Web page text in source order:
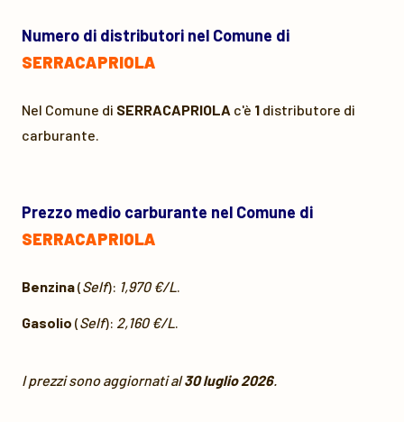
Numero di distributori nel Comune di
SERRACAPRIOLA
Nel Comune di SERRACAPRIOLA c'è 1 distributore di
carburante.
Prezzo medio carburante nel Comune di
SERRACAPRIOLA
Benzina(Self): 1,970 €/L.
Gasolio (Self): 2,160 €/L.
I prezzi sono aggiornati al30 luglio 2026.